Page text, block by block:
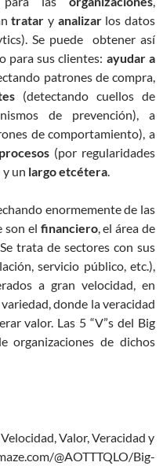
tratar y analizarlos datos
Se puede obtener así
para sus clientes: ayudar a
patrones de compra,
(detectando cuellos de
de prevención), a
de comportamiento), a
(por regularidades
un largo etcétera.
enormemente de las
son el financiero, el área de
trata de sectores con sus
servicio público, etc.),
a gran velocidad, en
donde la veracidad
valor. Las 5 “V”s del Big
organizaciones de dichos
Valor, Veracidad y
@AOTTTQLO/Big-